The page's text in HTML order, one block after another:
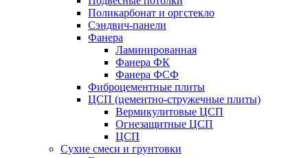
Поликарбонат и оргстекло
Сэндвич-панели
Фанера
Ламинированная
Фанера ФК
Фанера ФСФ
Фиброцементные плиты
ЦСП (цементно-стружечные плиты)
Вермикулитовые ЦСП
Огнезащитные ЦСП
ЦСП
Сухие смеси и грунтовки